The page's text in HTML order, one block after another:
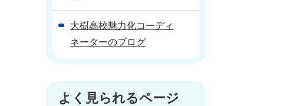
大樹高校魅力化コーディ
ネーターのブログ
よく見られるページ